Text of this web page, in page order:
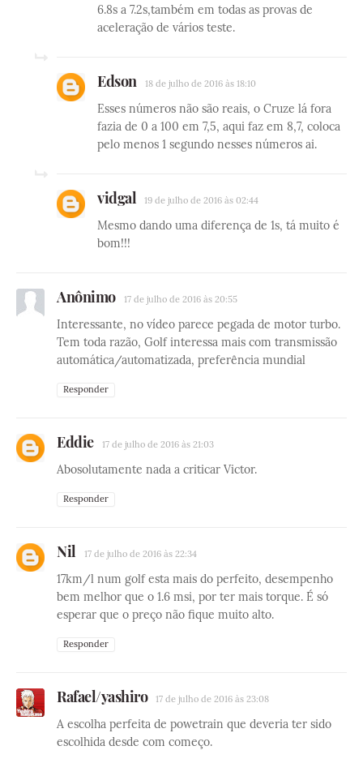
6.8s a 7.2s,também em todas as provas de
aceleração de vários teste.
Edson 18 de julho de 2016 às 18:10
Esses números não são reais, o Cruze lá fora
fazia de 0 a 100 em 7,5, aqui faz em 8,7, coloca
pelo menos 1 segundo nesses números ai.
vidgal 19 de julho de 2016 às 02:44
Mesmo dando uma diferença de 1s, tá muito é
bom!!!
Anônimo 17 de julho de 2016 às 20:55
Interessante, no vídeo parece pegada de motor turbo.
Tem toda razão, Golf interessa mais com transmissão
automática/automatizada, preferência mundial
Responder
Eddie 17 de julho de 2016 às 21:03
Abosolutamente nada a criticar Victor.
Responder
Nil 17 de julho de 2016 às 22:34
17km/l num golf esta mais do perfeito, desempenho
bem melhor que o 1.6 msi, por ter mais torque. É só
esperar que o preço não fique muito alto.
Responder
Rafael/yashiro 17 de julho de 2016 às 23:08
A escolha perfeita de powetrain que deveria ter sido
escolhida desde com começo.